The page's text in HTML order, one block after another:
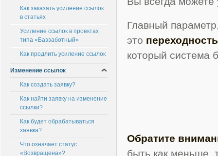
Главный
это переходность
который система
Обратите
быть как меньше,
Как заказать усиление ссылок
в статьях
Усиление ссылок в проектах
типа «Баззаботный»
Как продлить усиление ссылок
Изменение ссылок
Как создать заявку?
Как найти заявку на изменение
ссылки?
Как будет обрабатываться
заявка?
Что означает статус
«Возвращена»?